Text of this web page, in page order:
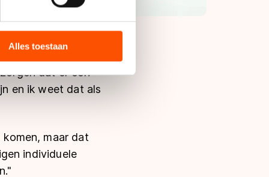
advertenties en
zij hebben verzameld via
de VS, waar mogelijk geen
in met deze overdracht.
Alles toestaan
dat er een
en ik weet dat als
maar dat
individuele